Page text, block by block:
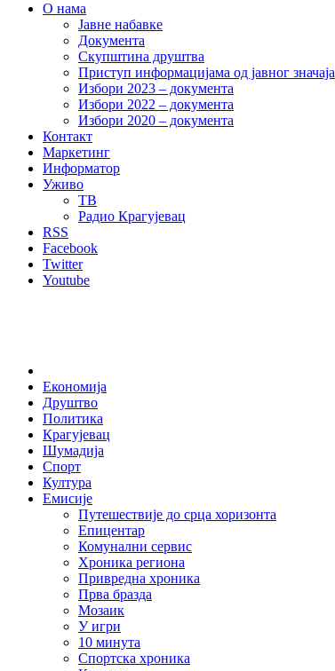
О нама
Јавне набавке
Документа
Скупштина друштва
Приступ информацијама од јавног значаја
Избори 2023 – документа
Избори 2022 – документа
Избори 2020 – документа
Контакт
Маркетинг
Информатор
Уживо
ТВ
Радио Крагујевац
RSS
Facebook
Twitter
Youtube
Економија
Друштво
Политика
Крагујевац
Шумадија
Спорт
Култура
Емисије
Путешествије до срца хоризонта
Епицентар
Комунални сервис
Хроника региона
Привредна хроника
Прва бразда
Мозаик
У игри
10 минута
Спортска хроника